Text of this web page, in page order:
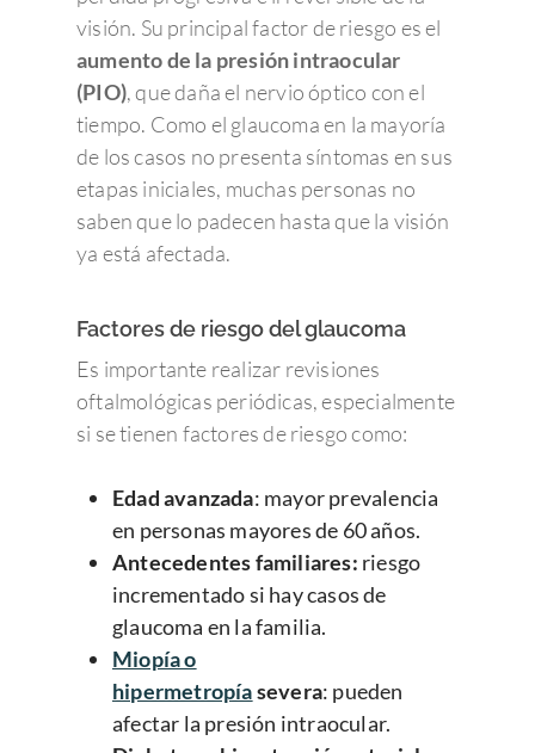
visión. Su principal factor de riesgo es el
aumento de la presión intraocular
(PIO), que daña el nervio óptico con el
tiempo. Como el glaucoma en la mayoría
de los casos no presenta síntomas en sus
etapas iniciales, muchas personas no
saben que lo padecen hasta que la visión
ya está afectada.
Factores de riesgo del glaucoma
Es importante realizar revisiones
oftalmológicas periódicas, especialmente
si se tienen factores de riesgo como:
Edad avanzada: mayor prevalencia
en personas mayores de 60 años.
Antecedentes familiares: riesgo
incrementado si hay casos de
glaucoma en la familia.
Miopía o
hipermetropíasevera: pueden
afectar la presión intraocular.